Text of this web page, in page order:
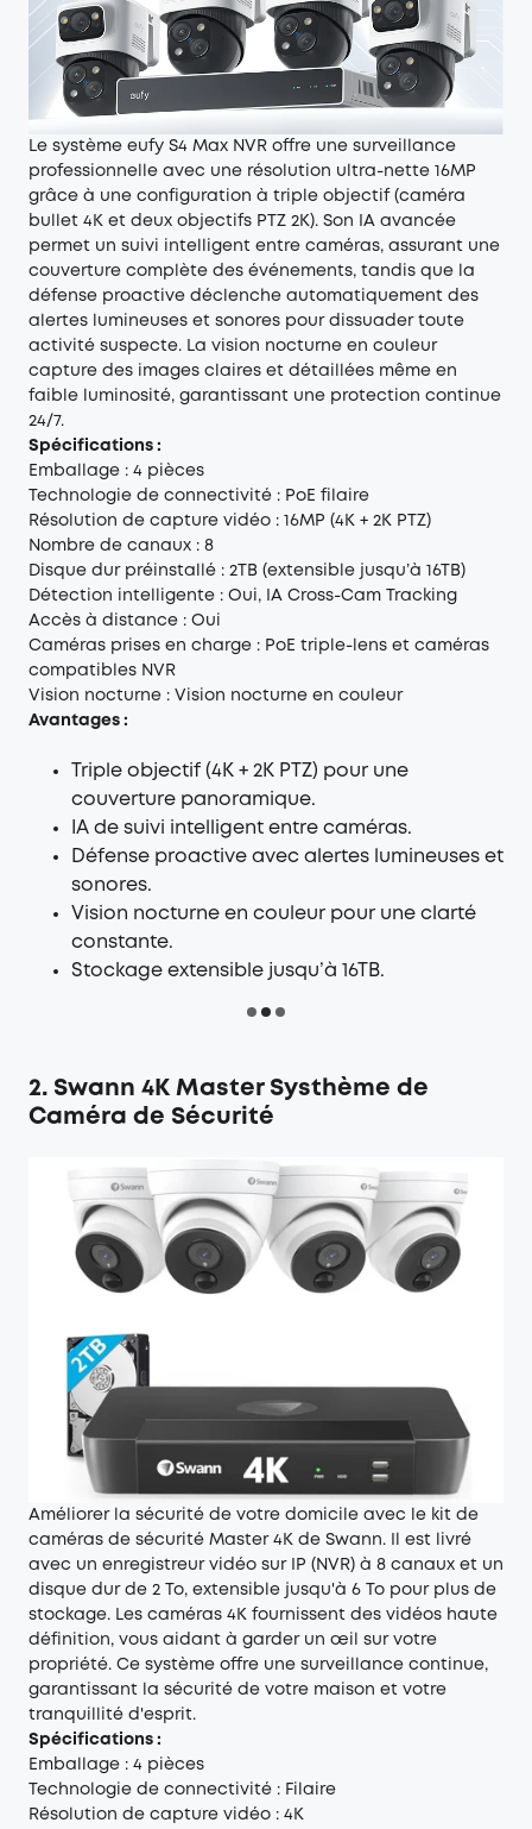
Le système eufy S4 Max NVR offre une surveillance
professionnelle avec une résolution ultra-nette 16MP
grâce à une configuration à triple objectif (caméra
bullet 4K et deux objectifs PTZ 2K). Son IA avancée
permet un suivi intelligent entre caméras, assurant une
couverture complète des événements, tandis que la
défense proactive déclenche automatiquement des
alertes lumineuses et sonores pour dissuader toute
activité suspecte. La vision nocturne en couleur
capture des images claires et détaillées même en
faible luminosité, garantissant une protection continue
24/7.
Spécifications :
Emballage : 4 pièces
Technologie de connectivité : PoE filaire
Résolution de capture vidéo : 16MP (4K + 2K PTZ)
Nombre de canaux : 8
Disque dur préinstallé : 2TB (extensible jusqu’à 16TB)
Détection intelligente : Oui, IA Cross-Cam Tracking
Accès à distance : Oui
Caméras prises en charge : PoE triple-lens et caméras
compatibles NVR
Vision nocturne : Vision nocturne en couleur
Avantages :
Triple objectif (4K + 2K PTZ) pour une
couverture panoramique.
IA de suivi intelligent entre caméras.
Défense proactive avec alertes lumineuses et
sonores.
Vision nocturne en couleur pour une clarté
constante.
Stockage extensible jusqu’à 16TB.
2. Swann 4K Master Systhème de
Caméra de Sécurité
Améliorer la sécurité de votre domicile avec le kit de
caméras de sécurité Master 4K de Swann. Il est livré
avec un enregistreur vidéo sur IP (NVR) à 8 canaux et un
disque dur de 2 To, extensible jusqu'à 6 To pour plus de
stockage. Les caméras 4K fournissent des vidéos haute
définition, vous aidant à garder un œil sur votre
propriété. Ce système offre une surveillance continue,
garantissant la sécurité de votre maison et votre
tranquillité d'esprit.
Spécifications :
Emballage : 4 pièces
Technologie de connectivité : Filaire
Résolution de capture vidéo : 4K